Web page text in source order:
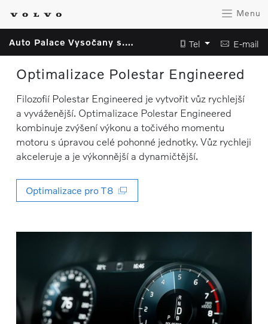
Menu
Auto Palace Vysočany s.r.o. Tel E-mail
Optimalizace Polestar Engineered
Filozofií Polestar Engineered je vytvořit vůz rychlejší
a vyváženější. Optimalizace Polestar Engineered
kombinuje zvýšení výkonu a točivého momentu
motoru s úpravou celé pohonné jednotky. Vůz rychleji
akceleruje a je výkonnější a dynamičtější.
Optimalizace pro T8